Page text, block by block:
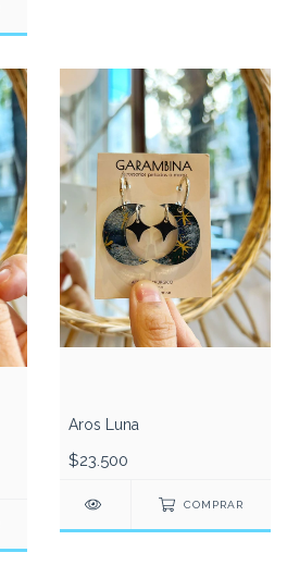
Aros Luna
$23.500
COMPRAR